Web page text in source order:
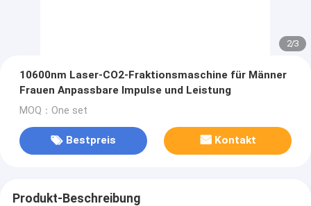
2/3
10600nm Laser-CO2-Fraktionsmaschine für Männer
Frauen Anpassbare Impulse und Leistung
MOQ：One set
Bestpreis Kontakt
Produkt-Beschreibung